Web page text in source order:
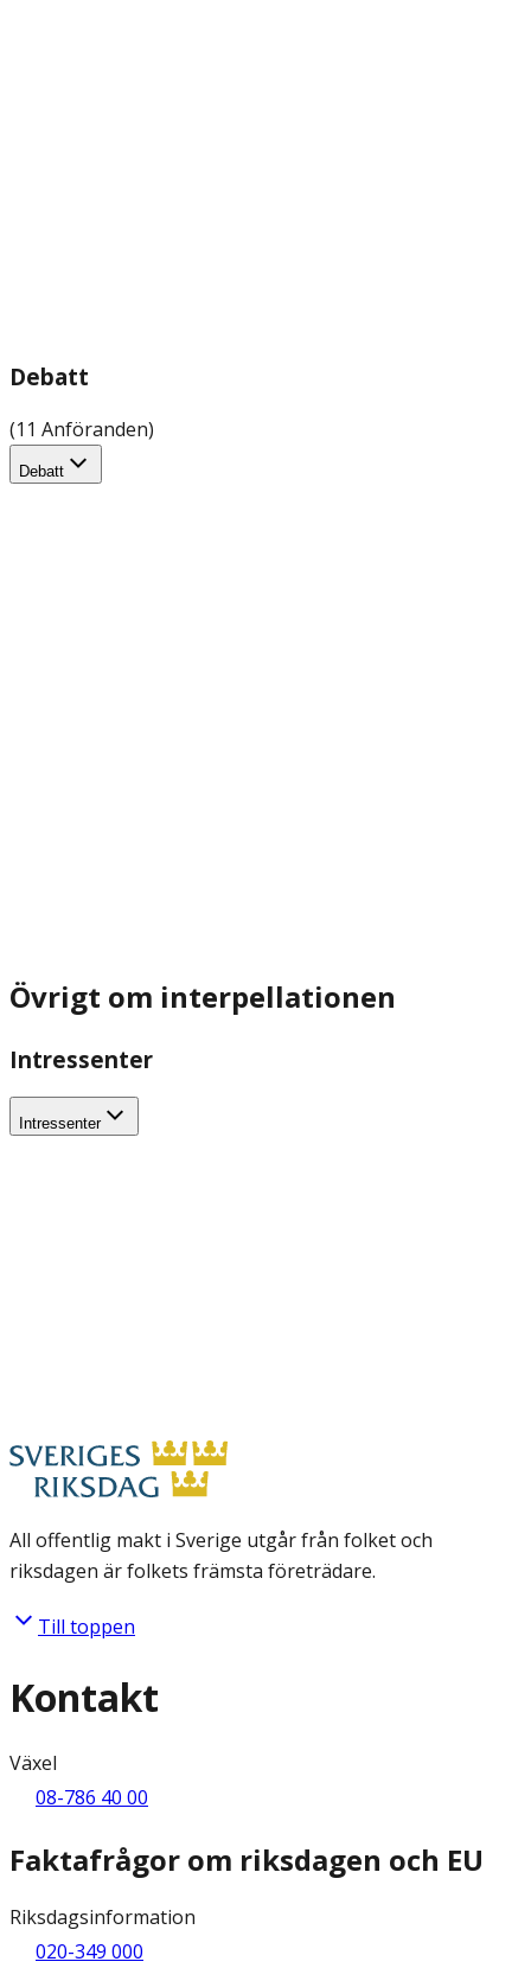
Debatt
(11 Anföranden)
Debatt
Övrigt om interpellationen
Intressenter
Intressenter
All offentlig makt i Sverige utgår från folket och
riksdagen är folkets främsta företrädare.
Till toppen
Kontakt
Växel
08-786 40 00
Faktafrågor om riksdagen och EU
Riksdagsinformation
020-349 000